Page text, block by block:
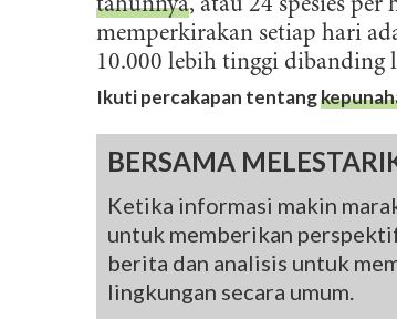
tahunnya, atau 24 spesies per
memperkirakan setiap hari
10.000 lebih tinggi dibanding
Ikuti percakapan tentang
BERSAMA
Ketika informasi makin
untuk memberikan
berita dan analisis untuk
lingkungan secara umum.